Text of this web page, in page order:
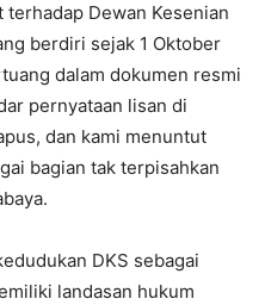
Dewan Kesenian
berdiri sejak 1 Oktober
dalam dokumen resmi
pernyataan lisan di
dan kami menuntut
bagian tak terpisahkan
DKS sebagai
landasan hukum